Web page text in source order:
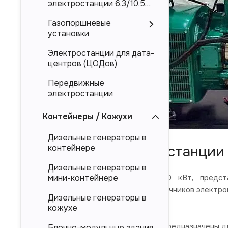
Надежные
Дизельные электростанции 100 кВт,
электроснабжения в качестве источников
и китайского производства.
электростанции 6,3/10,5
Газопоршневые
установки
Электростанции для дата-
центров (ЦОДов)
Передвижные
электростанции
Контейнеры / Кожухи
Дизельные генераторы в
контейнере
Дизельные генераторы в
мини-контейнере
Дизельные генераторы в
кожухе